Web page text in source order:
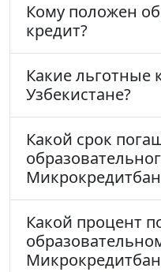
Кому положен
кредит?
Какие льготные
Узбекистане?
Какой срок
Какой процент